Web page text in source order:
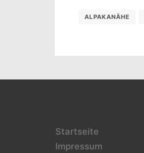
ALPAKANÄHE
Startseite
Impressum